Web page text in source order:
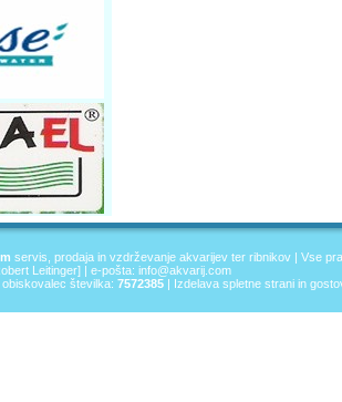
servis, prodaja in vzdrževanje akvarijev ter ribnikov | Vse
Leitinger] | e-pošta: info@akvarij.com
obiskovalec številka: 7572385 | Izdelava spletne strani in